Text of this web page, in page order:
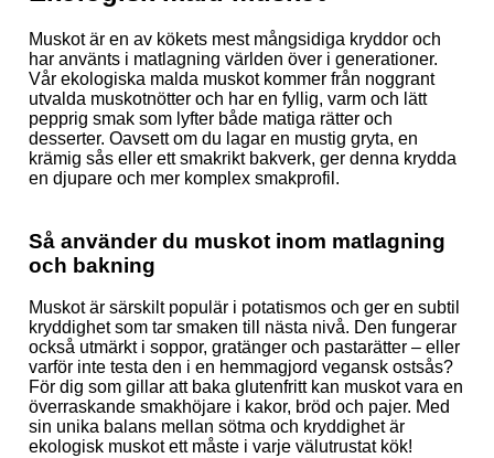
Muskot är en av kökets mest mångsidiga kryddor och
har använts i matlagning världen över i generationer.
Vår ekologiska malda muskot kommer från noggrant
utvalda muskotnötter och har en fyllig, varm och lätt
pepprig smak som lyfter både matiga rätter och
desserter. Oavsett om du lagar en mustig gryta, en
krämig sås eller ett smakrikt bakverk, ger denna krydda
en djupare och mer komplex smakprofil.
Så använder du muskot inom matlagning
och bakning
Muskot är särskilt populär i potatismos och ger en subtil
kryddighet som tar smaken till nästa nivå. Den fungerar
också utmärkt i soppor, gratänger och pastarätter – eller
varför inte testa den i en hemmagjord vegansk ostsås?
För dig som gillar att baka glutenfritt kan muskot vara en
överraskande smakhöjare i kakor, bröd och pajer. Med
sin unika balans mellan sötma och kryddighet är
ekologisk muskot ett måste i varje välutrustat kök!